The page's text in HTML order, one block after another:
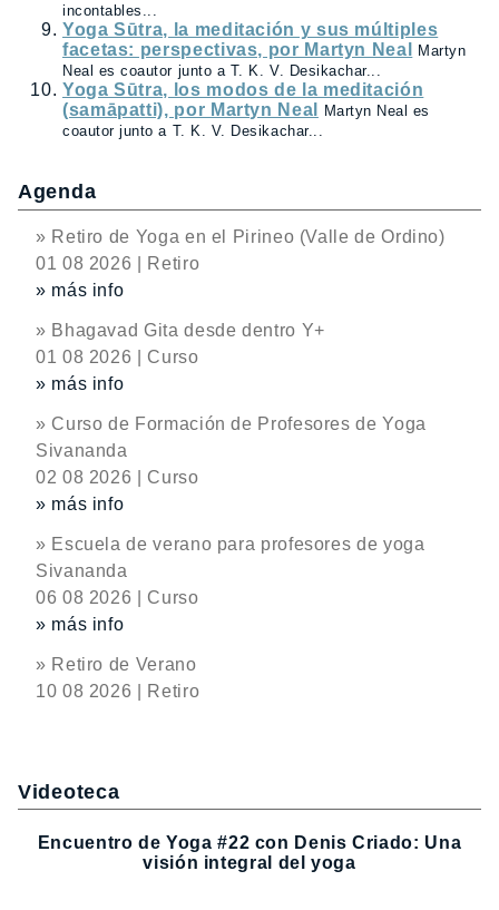
incontables...
Yoga Sūtra, la meditación y sus múltiples
facetas: perspectivas, por Martyn Neal
Martyn
Neal es coautor junto a T. K. V. Desikachar...
Yoga Sūtra, los modos de la meditación
(samāpatti), por Martyn Neal
Martyn Neal es
coautor junto a T. K. V. Desikachar...
Agenda
» Retiro de Yoga en el Pirineo (Valle de Ordino)
01 08 2026 | Retiro
» más info
» Bhagavad Gita desde dentro Y+
01 08 2026 | Curso
» más info
» Curso de Formación de Profesores de Yoga
Sivananda
02 08 2026 | Curso
» más info
» Escuela de verano para profesores de yoga
Sivananda
06 08 2026 | Curso
» más info
» Retiro de Verano
10 08 2026 | Retiro
Videoteca
Encuentro de Yoga #22 con Denis Criado: Una
visión integral del yoga